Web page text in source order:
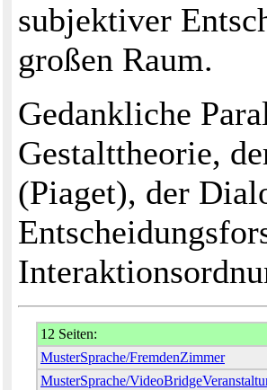
subjektiver
großen Raum.
Gedankliche
Gestalttheorie,
(Piaget), der
12 Seiten:
MusterSprache/FremdenZimmer
MusterSprache/